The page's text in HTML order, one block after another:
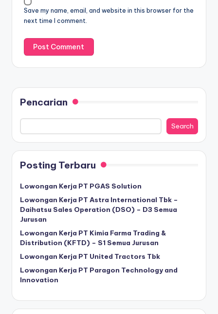
Save my name, email, and website in this browser for the
next time I comment.
Pencarian
Search
Posting Terbaru
Lowongan Kerja PT PGAS Solution
Lowongan Kerja PT Astra International Tbk –
Daihatsu Sales Operation (DSO) – D3 Semua
Jurusan
Lowongan Kerja PT Kimia Farma Trading &
Distribution (KFTD) – S1 Semua Jurusan
Lowongan Kerja PT United Tractors Tbk
Lowongan Kerja PT Paragon Technology and
Innovation